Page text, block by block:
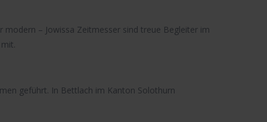
modern – Jowissa Zeitmesser sind treue Begleiter im
geführt. In Bettlach im Kanton Solothurn